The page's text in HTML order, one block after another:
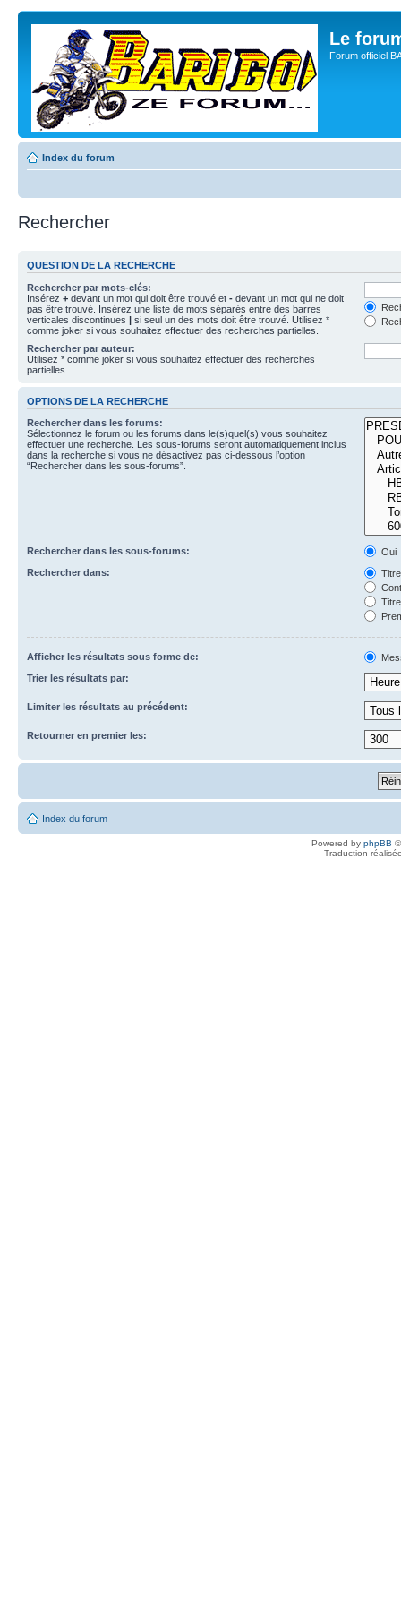
Le
Forum officiel
Index du forum
Rechercher
QUESTION DE LA RECHERCHE
Rechercher par mots-clés:
Insérez + devant un mot qui doit être trouvé et - devant un mot qui ne doit
pas être trouvé. Insérez une liste de mots séparés entre des barres
verticales discontinues | si seul un des mots doit être trouvé. Utilisez *
comme joker si vous souhaitez effectuer des recherches partielles.
Rechercher par auteur:
Utilisez * comme joker si vous souhaitez effectuer des recherches
partielles.
OPTIONS DE LA RECHERCHE
Rechercher dans les forums:
Sélectionnez le forum ou les forums dans le(s)quel(s) vous souhaitez
effectuer une recherche. Les sous-forums seront automatiquement inclus
dans la recherche si vous ne désactivez pas ci-dessous l’option
“Rechercher dans les sous-forums”.
Rechercher dans les sous-forums:
Oui
Rechercher dans:
Afficher les résultats sous forme de:
Trier les résultats par:
Limiter les résultats au précédent:
Retourner en premier les:
Index du forum
Powered by phpBB
Traduction